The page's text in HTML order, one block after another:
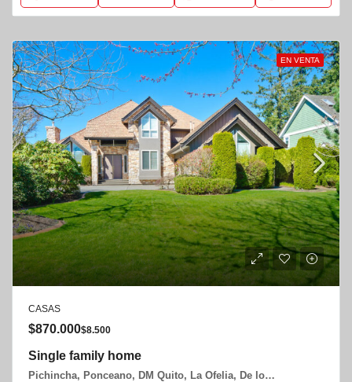
EN VENTA
CASAS
$870.000$8.500
Single family home
Pichincha, Ponceano, DM Quito, La Ofelia, De los Molles y Jaime albuja